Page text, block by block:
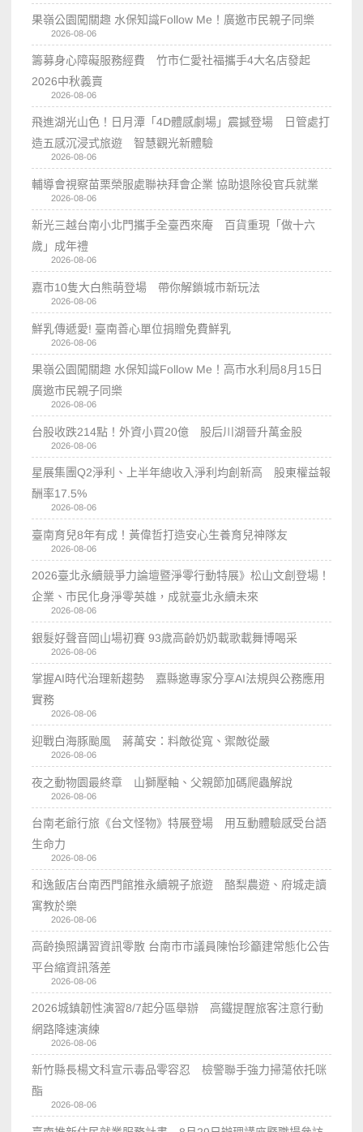
果嶺公園闖關趣 水保知識Follow Me！廣邀市民親子同樂
2026-08-06
籌募身心障礙服務經費 竹市仁愛社福攜手4大名店發起
2026中秋義賣
2026-08-06
飛進湖光山色！日月潭「4D體感劇場」震撼登場 日管處打
造五感沉浸式旅遊 智慧觀光新體驗
2026-08-06
輔導會視察苗栗榮服處聯袂拜會企業 協助退除役官兵就業
2026-08-06
新光三越台南小北門攜手全臺西來庵 百貨重現「做十六
歲」成年禮
2026-08-06
嘉市10隻大白熊萌登場 帶你解鎖城市新玩法
2026-08-06
鮮乳傳遞愛! 臺南善心單位捐贈免費鮮乳
2026-08-06
果嶺公園闖關趣 水保知識Follow Me！高市水利局8月15日
廣邀市民親子同樂
2026-08-06
台股收跌214點！外資小買20億 股后川湖晉升萬金股
2026-08-06
星展集團Q2淨利、上半年總收入淨利均創新高 股東權益報
酬率17.5%
2026-08-06
臺南育兒8年有成！黃偉哲打造安心生養育兒神隊友
2026-08-06
2026臺北永續競爭力論壇暨淨零行動特展》松山文創登場！
企業、市民化身淨零英雄，成就臺北永續未來
2026-08-06
銀髮好聲音岡山場初賽 93歲高齡奶奶載歌載舞博喝采
2026-08-06
掌握AI時代治理新趨勢 嘉縣邀專家分享AI法規與公務應用
實務
2026-08-06
迎戰白海豚颱風 蔣萬安：料敵從寬、禦敵從嚴
2026-08-06
夜之動物園最終章 山獅壓軸、父親節加碼爬蟲解說
2026-08-06
台南老爺行旅《台文怪物》特展登場 用互動體驗感受台語
生命力
2026-08-06
和逸飯店台南西門館推永續親子旅遊 酪梨農遊、府城走讀
寓教於樂
2026-08-06
高齡換照講習資訊零散 台南市市議員陳怡珍籲建常態化公告
平台縮資訊落差
2026-08-06
2026城鎮韌性演習8/7起分區舉辦 高鐵提醒旅客注意行動
網路降速演練
2026-08-06
新竹縣長楊文科宣示毒品零容忍 檢警聯手強力掃蕩依托咪
酯
2026-08-06